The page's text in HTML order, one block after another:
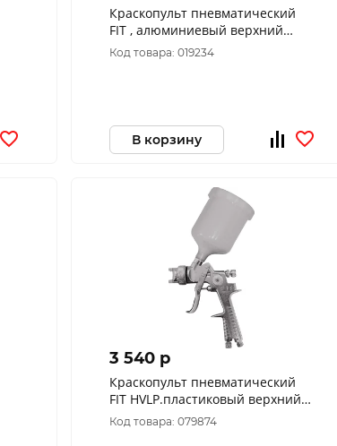
Краскопульт пневматический
FIT , алюминиевый верхний
бачок 600 мл, 1.5 мм
Код товара: 019234
В корзину
3 540 p
Краскопульт пневматический
FIT HVLP.пластиковый верхний
бачок 600мл, 1,5мм
Код товара: 079874